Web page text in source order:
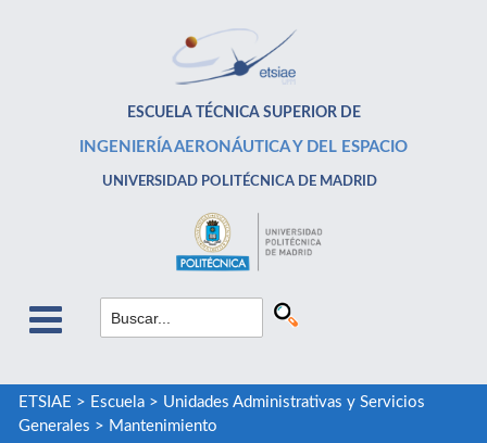
ESCUELA TÉCNICA SUPERIOR DE
INGENIERÍA AERONÁUTICA Y DEL ESPACIO
UNIVERSIDAD POLITÉCNICA DE MADRID
ETSIAE > Escuela> Unidades Administrativas y Servicios
Generales > Mantenimiento